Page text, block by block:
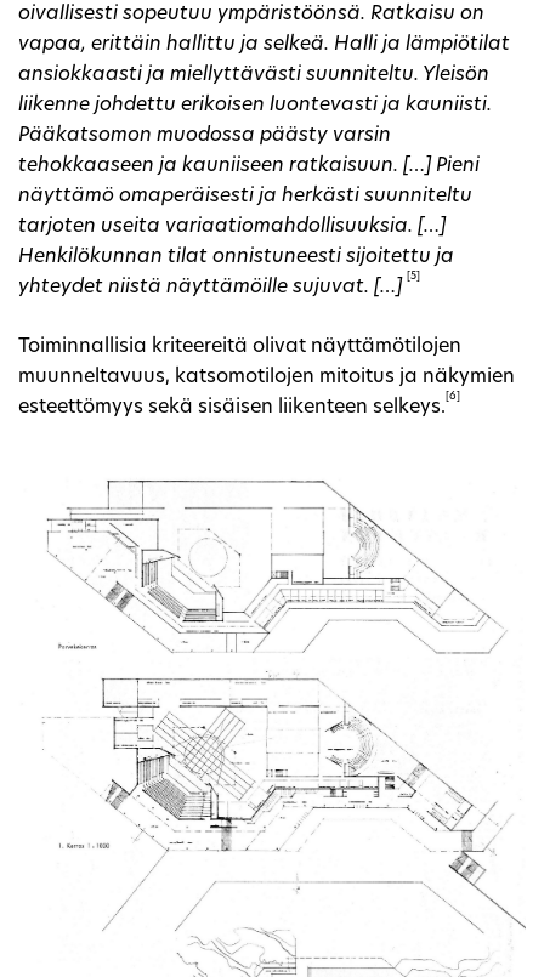
oivallisesti sopeutuu ympäristöönsä. Ratkaisu on
vapaa, erittäin hallittu ja selkeä. Halli ja lämpiötilat
ansiokkaasti ja miellyttävästi suunniteltu. Yleisön
liikenne johdettu erikoisen luontevasti ja kauniisti.
Pääkatsomon muodossa päästy varsin
tehokkaaseen ja kauniiseen ratkaisuun. […] Pieni
näyttämö omaperäisesti ja herkästi suunniteltu
tarjoten useita variaatiomahdollisuuksia. […]
Henkilökunnan tilat onnistuneesti sijoitettu ja
yhteydet niistä näyttämöille sujuvat. […]
[5]
Toiminnallisia kriteereitä olivat näyttämötilojen
muunneltavuus, katsomotilojen mitoitus ja näkymien
esteettömyys sekä sisäisen liikenteen selkeys.
[6]